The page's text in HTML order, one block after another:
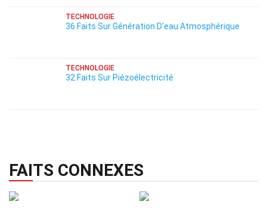
TECHNOLOGIE
36 Faits Sur Génération D'eau Atmosphérique
TECHNOLOGIE
32 Faits Sur Piézoélectricité
FAITS CONNEXES